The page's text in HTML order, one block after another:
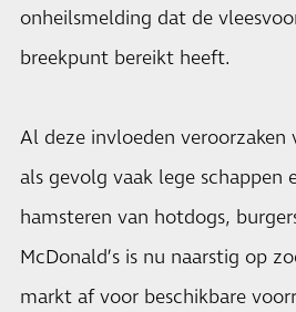
onheilsmelding dat de
breekpunt bereikt heeft.
Al deze invloeden
als gevolg vaak lege schappen
hamsteren van hotdogs,
McDonald’s is nu naarstig op
markt af voor beschikbare